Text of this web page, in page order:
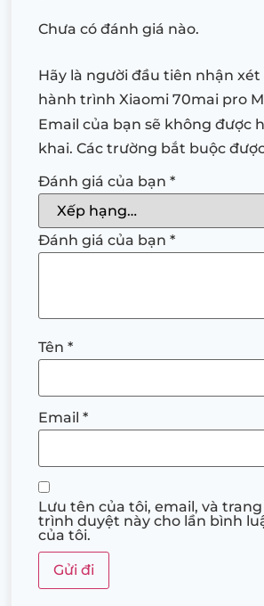
Chưa có đánh giá nào.
Hãy là người đầu tiên nhận xét
hành trình Xiaomi 70mai pro
Email của bạn sẽ không được
khai. Các trường bắt buộc
Đánh giá của bạn *
Đánh giá của bạn *
Tên *
Email *
Lưu tên của tôi, email, và
trình duyệt này cho lần bình
của tôi.